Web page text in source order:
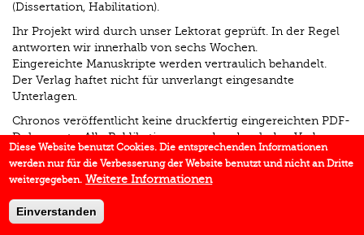
(Dissertation, Habilitation).
Ihr Projekt wird durch unser Lektorat geprüft. In der Regel
antworten wir innerhalb von sechs Wochen.
Eingereichte Manuskripte werden vertraulich behandelt.
Der Verlag haftet nicht für unverlangt eingesandte
Unterlagen.
Chronos veröffentlicht keine druckfertig eingereichten PDF-
Dokumente. Alle Publikationen werden durch den Verlag
korrigiert, lektoriert und gestaltet.
Diese Website benutzt Cookies. Die entsprechenden Informationen
werden nur für die Verbesserung der Website benutzt und nicht an Dritte
weitergegeben. Weitere Informationen
Einverstanden